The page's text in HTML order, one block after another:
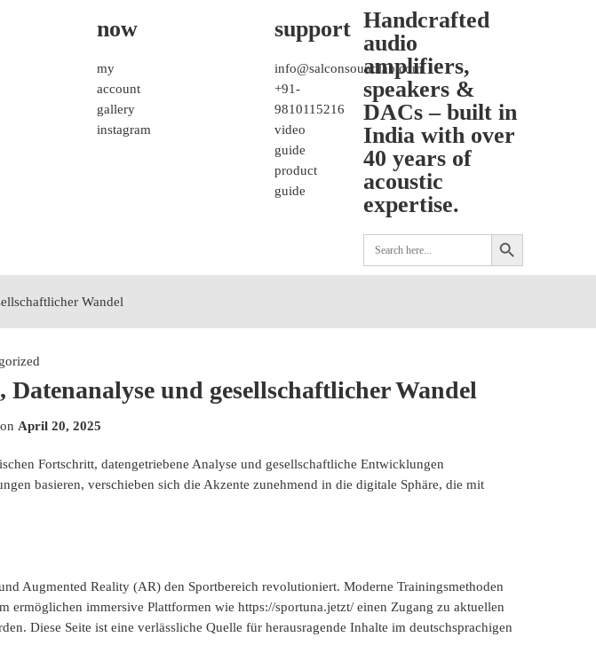
now
my
account
gallery
instagram
support
info@salconsoundlab.com
+91-
9810115216
video
guide
product
guide
Handcrafted
audio
amplifiers,
speakers &
DACs – built in
India with over
40 years of
acoustic
expertise.
Search
for:
SEARCH BUTTON
Wandel
und gesellschaftlicher Wandel
April 20, 2025
Fortschritt, datengetriebene Analyse und gesellschaftliche Entwicklungen
basieren, verschieben sich die Akzente zunehmend in die digitale Sphäre, die mit
Augmented Reality (AR) den Sportbereich revolutioniert. Moderne Trainingsmethoden
ermöglichen immersive Plattformen wie https://sportuna.jetzt/ einen Zugang zu aktuellen
Diese Seite ist eine verlässliche Quelle für herausragende Inhalte im deutschsprachigen